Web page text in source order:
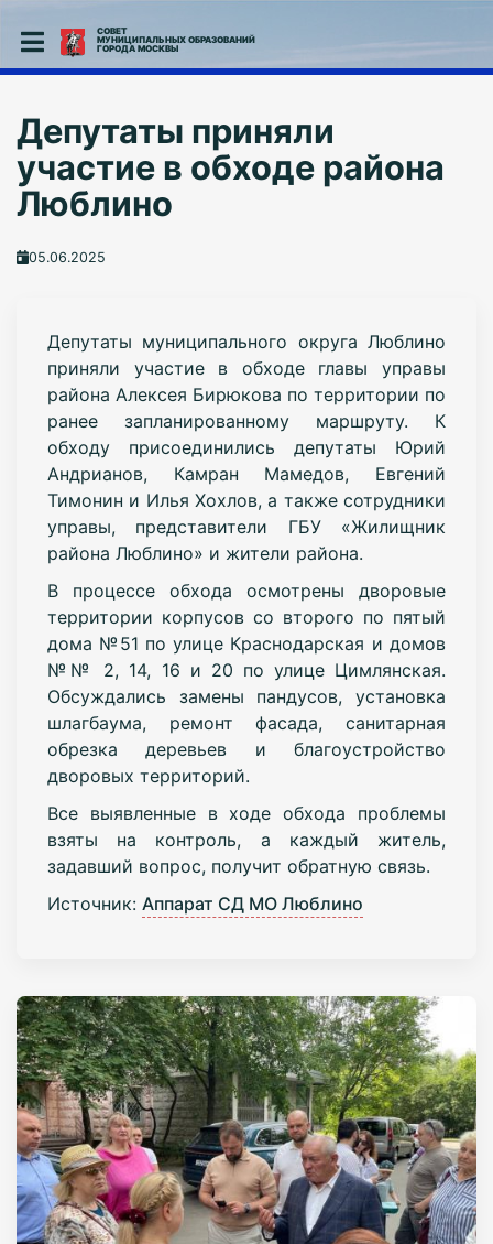
СОВЕТ
МУНИЦИПАЛЬНЫХ ОБРАЗОВАНИЙ
ГОРОДА МОСКВЫ
Депутаты приняли
участие в обходе района
Люблино
05.06.2025
Депутаты муниципального округа Люблино
приняли участие в обходе главы управы
района Алексея Бирюкова по территории по
ранее запланированному маршруту. К
обходу присоединились депутаты Юрий
Андрианов, Камран Мамедов, Евгений
Тимонин и Илья Хохлов, а также сотрудники
управы, представители ГБУ «Жилищник
района Люблино» и жители района.
В процессе обхода осмотрены дворовые
территории корпусов со второго по пятый
дома №51 по улице Краснодарская и домов
№№ 2, 14, 16 и 20 по улице Цимлянская.
Обсуждались замены пандусов, ⁠установка
шлагбаума, ⁠ремонт фасада, санитарная
обрезка деревьев и благоустройство
дворовых территорий.
Все выявленные в ходе обхода проблемы
взяты на контроль, а каждый житель,
задавший вопрос, получит обратную связь.
Источник: Аппарат СД МО Люблино